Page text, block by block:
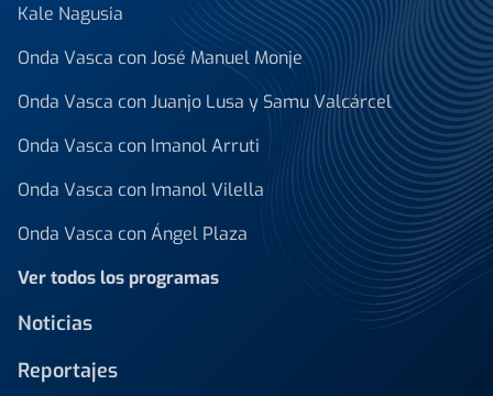
Kale Nagusia
Onda Vasca con José Manuel Monje
Onda Vasca con Juanjo Lusa y Samu Valcárcel
Onda Vasca con Imanol Arruti
Onda Vasca con Imanol Vilella
Onda Vasca con Ángel Plaza
Ver todos los programas
Noticias
Reportajes